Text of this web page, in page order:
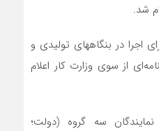
شد.
اجرا در بنگاههای تولیدی و
از سوی وزارت کار اعلام
سه گروه (دولت؛